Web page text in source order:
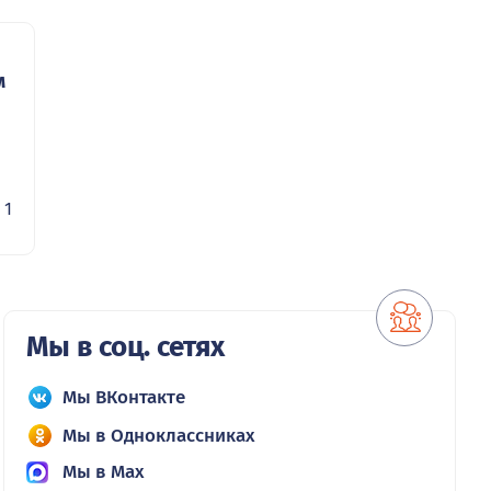
1
Мы в соц. сетях
Мы ВКонтакте
Мы в Одноклассниках
Мы в Max